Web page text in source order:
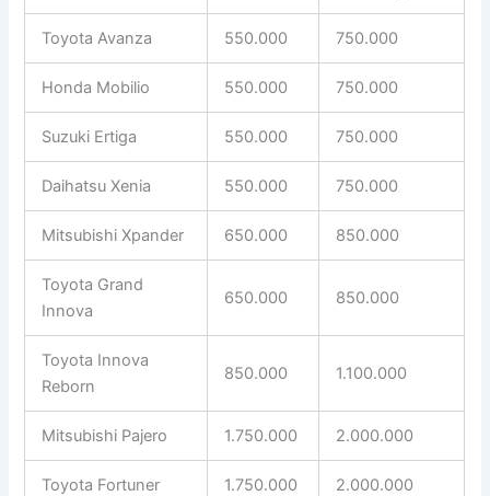
Toyota Avanza 550.000 750.000
Honda Mobilio 550.000 750.000
Suzuki Ertiga 550.000 750.000
Daihatsu Xenia 550.000 750.000
Mitsubishi Xpander 650.000 850.000
Toyota Grand
Innova
650.000 850.000
Toyota Innova
Reborn
850.000 1.100.000
Mitsubishi Pajero 1.750.000 2.000.000
Toyota Fortuner 1.750.000 2.000.000